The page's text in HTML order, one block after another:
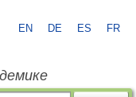
EN DE ES FR